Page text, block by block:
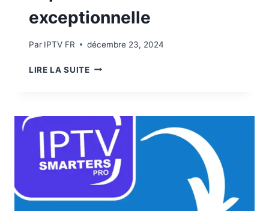
exceptionnelle
Par IPTV FR décembre 23, 2024
LIRE LA SUITE